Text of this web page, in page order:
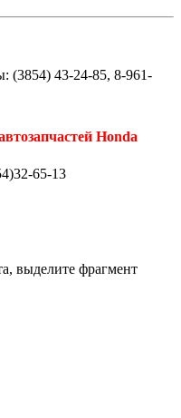
(3854) 43-24-85, 8-961-
Honda
65-13
выделите фрагмент